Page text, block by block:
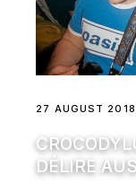
27 AUGUST 2018
DÉLIRE